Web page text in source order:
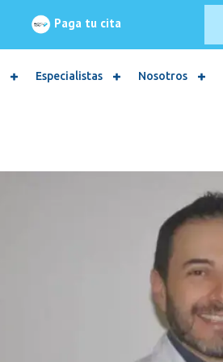
Paga tu cita
Especialistas Nosotros